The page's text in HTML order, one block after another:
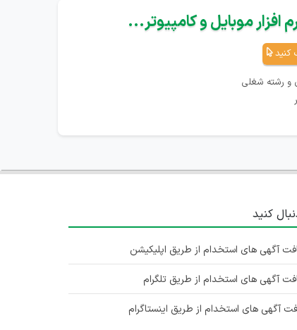
افزار موبایل و کامپیوتر...
کنید
و رشته شغلی
کنید
آگهی های استخدام از طریق اپلیکیشن
آگهی های استخدام از طریق تلگرام
آگهی های استخدام از طریق اینستاگرام